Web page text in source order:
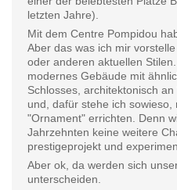
letzten Jahre).
Mit dem Centre Pompidou
Aber das was ich mir
oder anderen aktuellen
modernes Gebäude mit
Schlosses, architektonisch
und, dafür stehe ich
"Ornament" errichten. Denn
Jahrzehnten keine weitere
prestigeprojekt und
Aber ok, da werden sich
unterscheiden.